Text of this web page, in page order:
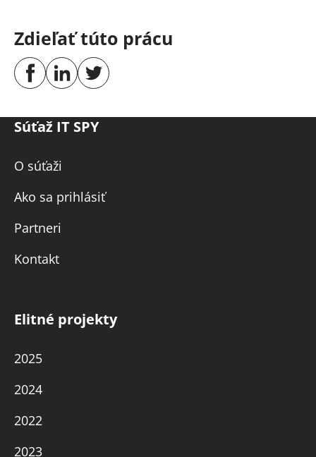
Zdieľať túto prácu
Súťaž IT SPY
O súťaži
Ako sa prihlásiť
Partneri
Kontakt
Elitné projekty
2025
2024
2022
2023